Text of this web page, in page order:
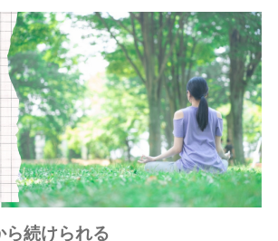
ら続けられる